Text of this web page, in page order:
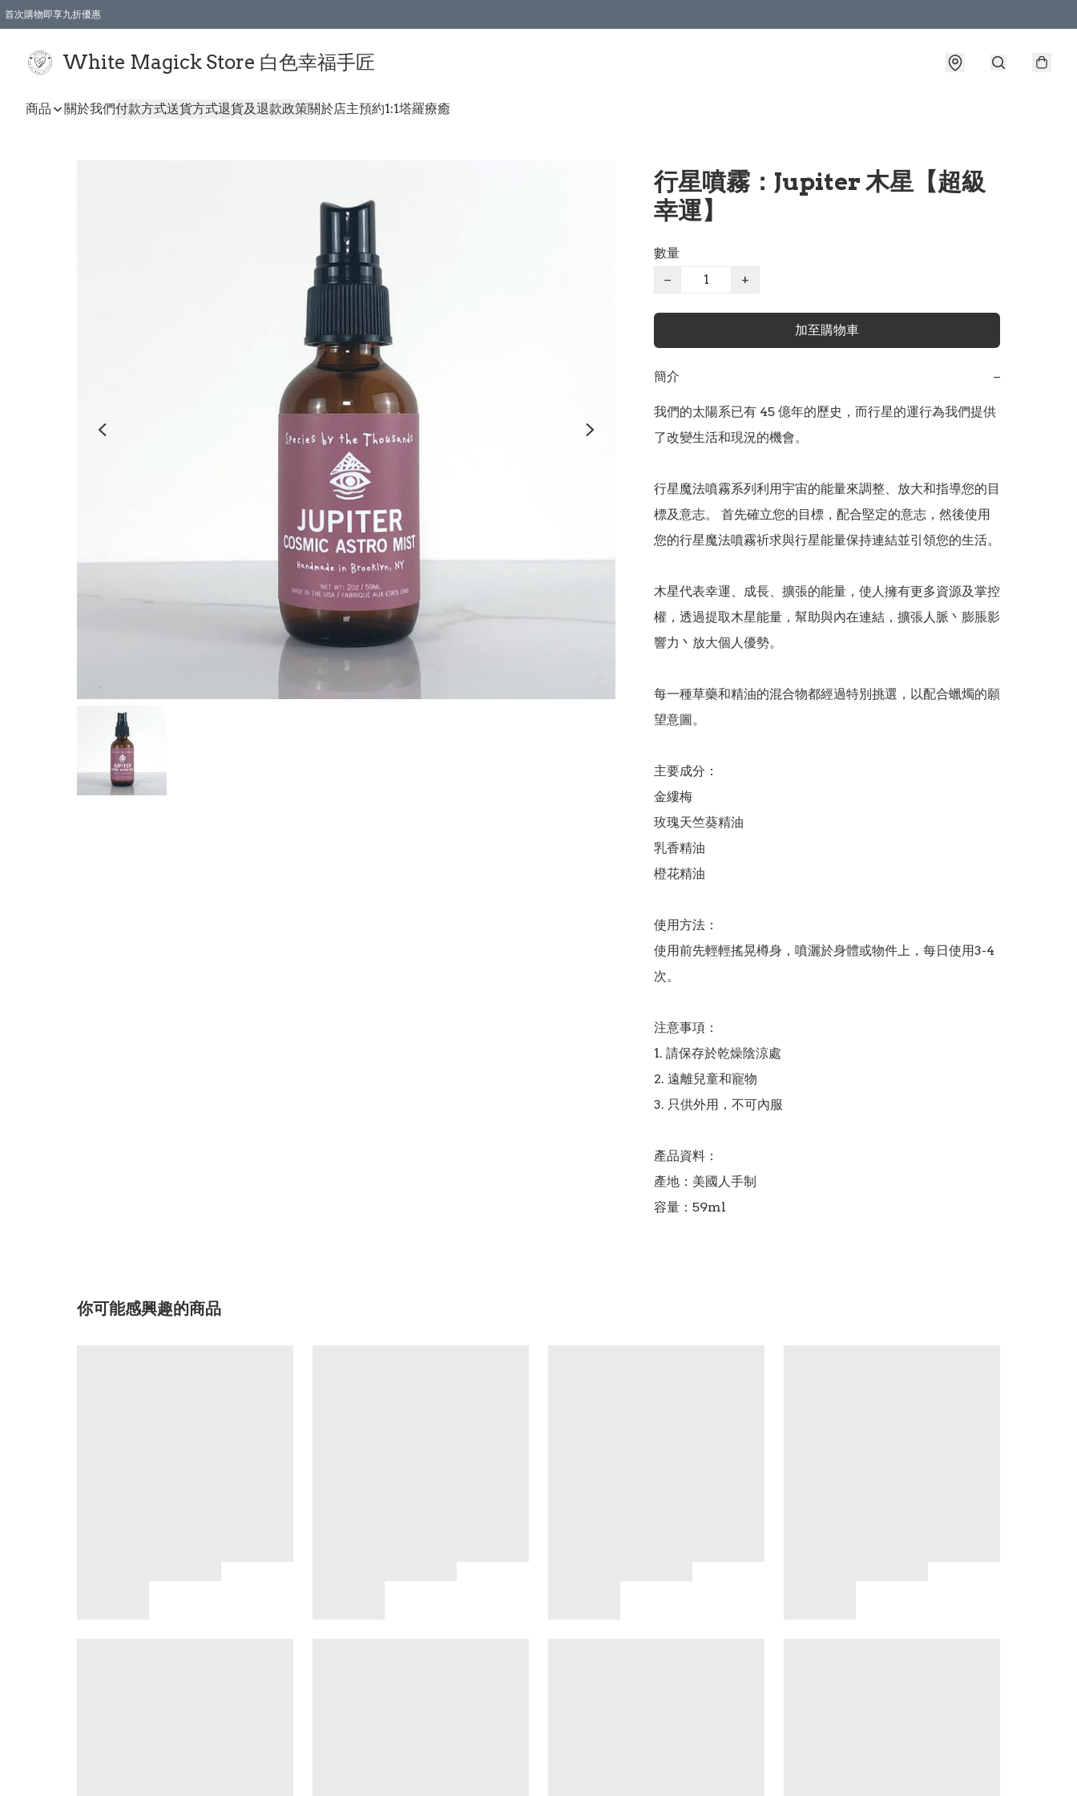
首次購物即享九折優惠
White Magick Store 白色幸福手匠
商品 關於我們付款方式送貨方式退貨及退款政策關於店主預約1:1塔羅療癒
行星噴霧：Jupiter 木星【超級
幸運】
數量
−
+
加至購物車
簡介 −
我們的太陽系已有 45 億年的歷史，而行星的運行為我們提供
了改變生活和現況的機會。
行星魔法噴霧系列利用宇宙的能量來調整、放大和指導您的目
標及意志。 首先確立您的目標，配合堅定的意志，然後使用
您的行星魔法噴霧祈求與行星能量保持連結並引領您的生活。
木星代表幸運、成長、擴張的能量，使人擁有更多資源及掌控
權，透過提取木星能量，幫助與內在連結，擴張人脈丶膨脹影
響力丶放大個人優勢。
每一種草藥和精油的混合物都經過特別挑選，以配合蠟燭的願
望意圖。
主要成分：
金縷梅
玫瑰天竺葵精油
乳香精油
橙花精油
使用方法：
使用前先輕輕搖晃樽身，噴灑於身體或物件上，每日使用3-4
次。
注意事項：
1. 請保存於乾燥陰涼處
2. 遠離兒童和寵物
3. 只供外用，不可內服
產品資料：
產地：美國人手制
你可能感興趣的商品